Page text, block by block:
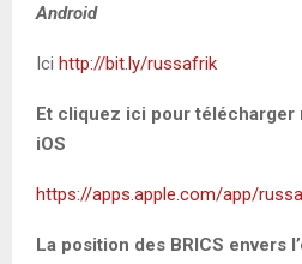
Android
Ici http://bit.ly/russafrik
Et cliquez ici pour télécharger
iOS
https://apps.apple.com/app/
La position des BRICS envers